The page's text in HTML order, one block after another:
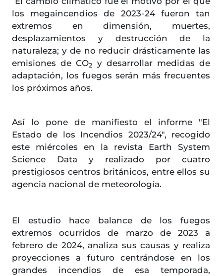
los megaincendios de 2023-24 fueron tan
extremos en dimensión, muertes,
desplazamientos y destrucción de la
naturaleza; y de no reducir drásticamente las
emisiones de CO2
y desarrollar medidas de
adaptación, los fuegos serán más frecuentes
los próximos años.
Así lo pone de manifiesto el informe "El
Estado de los Incendios 2023/24", recogido
este miércoles en la revista Earth System
Science Data y realizado por cuatro
prestigiosos centros británicos, entre ellos su
agencia nacional de meteorología.
El estudio hace balance de los fuegos
extremos ocurridos de marzo de 2023 a
febrero de 2024, analiza sus causas y realiza
proyecciones a futuro centrándose en los
grandes incendios de esa temporada,